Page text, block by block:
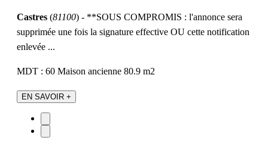
Castres (81100) - **SOUS COMPROMIS : l'annonce sera
supprimée une fois la signature effective OU cette notification
enlevée ...
MDT : 60 Maison ancienne 80.9 m2
EN SAVOIR +